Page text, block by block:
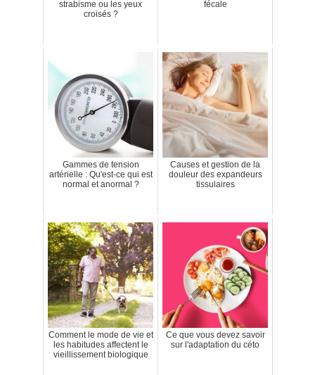
strabisme ou les yeux
croisés ?
fécale
Gammes de tension
artérielle : Qu'est-ce qui est
normal et anormal ?
Causes et gestion de la
douleur des expandeurs
tissulaires
Comment le mode de vie et
les habitudes affectent le
vieillissement biologique
Ce que vous devez savoir
sur l'adaptation du céto